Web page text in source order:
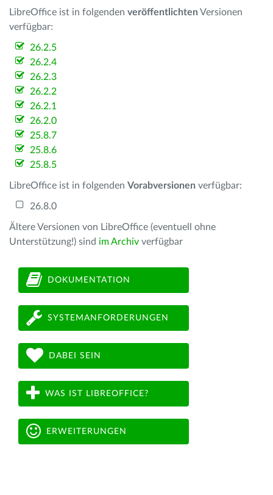
LibreOffice ist in folgenden veröffentlichten Versionen
verfügbar:
26.2.5
26.2.4
26.2.3
26.2.2
26.2.1
26.2.0
25.8.7
25.8.6
25.8.5
LibreOffice ist in folgenden Vorabversionen verfügbar:
26.8.0
Ältere Versionen von LibreOffice (eventuell ohne
Unterstützung!) sind im Archiv verfügbar
DOKUMENTATION
SYSTEMANFORDERUNGEN
DABEI SEIN
WAS IST LIBREOFFICE?
ERWEITERUNGEN